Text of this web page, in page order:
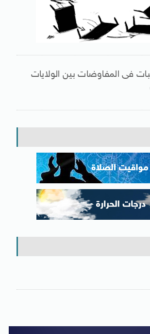
فى المفاوضات بين الولايات